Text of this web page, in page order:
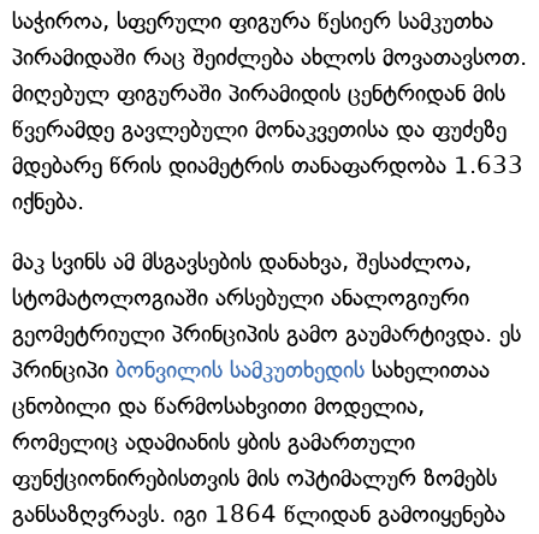
საჭიროა, სფერული ფიგურა წესიერ სამკუთხა
პირამიდაში რაც შეიძლება ახლოს მოვათავსოთ.
მიღებულ ფიგურაში პირამიდის ცენტრიდან მის
წვერამდე გავლებული მონაკვეთისა და ფუძეზე
მდებარე წრის დიამეტრის თანაფარდობა 1.633
იქნება.
მაკ სვინს ამ მსგავსების დანახვა, შესაძლოა,
სტომატოლოგიაში არსებული ანალოგიური
გეომეტრიული პრინციპის გამო გაუმარტივდა. ეს
პრინციპი ბონვილის სამკუთხედის სახელითაა
ცნობილი და წარმოსახვითი მოდელია,
რომელიც ადამიანის ყბის გამართული
ფუნქციონირებისთვის მის ოპტიმალურ ზომებს
განსაზღვრავს. იგი 1864 წლიდან გამოიყენება